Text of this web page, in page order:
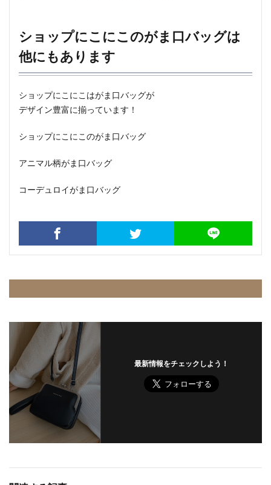
ショップにこにこのがま口バッグは
他にもあります
ショップにこにこはがま口バッグが
デザイン豊富に揃っています！
ショップにこにこのがま口バッグ
アニマル柄がま口バッグ
コーデュロイがま口バッグ
最新情報をチェックしよう！